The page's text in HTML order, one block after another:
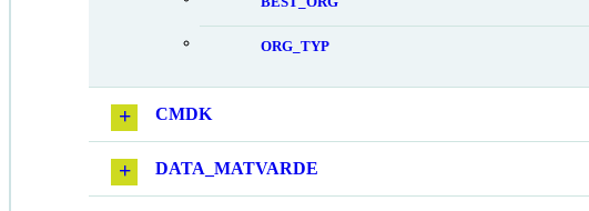
ORG_TYP
CMDK
DATA_MATVARDE